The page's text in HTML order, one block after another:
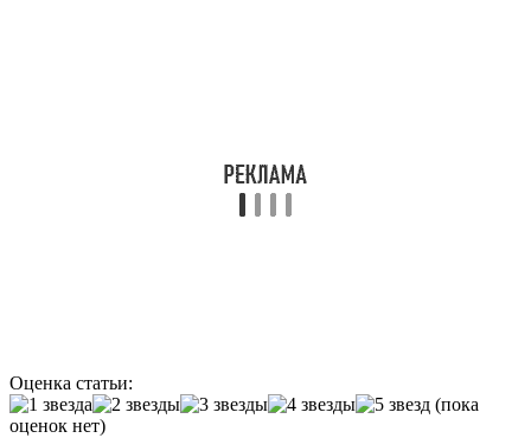
Оценка статьи:
(пока
оценок нет)